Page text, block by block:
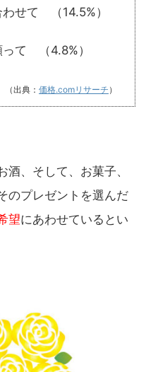
せて （14.5%）
って （4.8%）
（出典： 価格.comリサーチ ）
、そして、お菓子、
のプレゼントを選んだ
望にあわせているとい